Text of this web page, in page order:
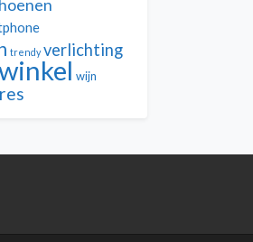
trendy verlichting
wijn